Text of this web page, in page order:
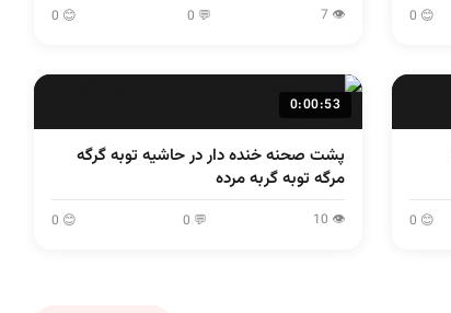
😊 0
👁 7
💬 0
😊 0
😊 0
0:00:53
پشت صحنه خنده دار در حاشیه توبه گرگه
مرگه توبه گربه مرده
👁 10
💬 0
😊 0